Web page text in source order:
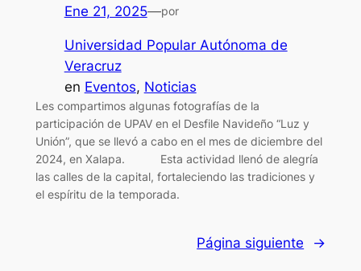
Ene 21, 2025—por
Universidad Popular Autónoma de
Veracruz
en Eventos, Noticias
Les compartimos algunas fotografías de la
participación de UPAV en el Desfile Navideño “Luz y
Unión”, que se llevó a cabo en el mes de diciembre del
2024, en Xalapa. Esta actividad llenó de alegría
las calles de la capital, fortaleciendo las tradiciones y
el espíritu de la temporada.
Página siguiente →